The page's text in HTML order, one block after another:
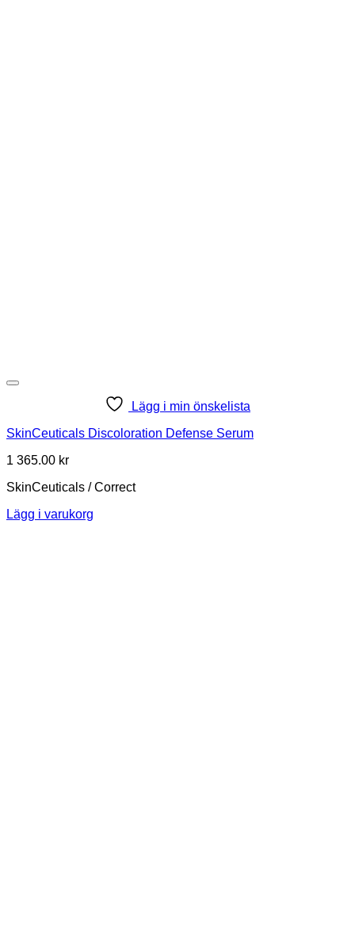
Lägg i min önskelista
SkinCeuticals Discoloration Defense Serum
1 365.00 kr
SkinCeuticals / Correct
Lägg i varukorg